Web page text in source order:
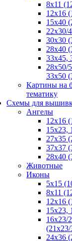
8х11
12x16
15x40
22х30/
30х30
28х40
33х45,
28х50/
33x50
Картины на
тематику
Схемы для
Ангелы
12х16
15x23,
27х35
37x37
28х40
Животные
Иконы
5x15
8x11
12x16
15x23,
16х23/
24x36